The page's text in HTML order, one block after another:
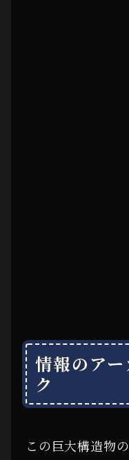
情報のア
ク
この巨大構造物